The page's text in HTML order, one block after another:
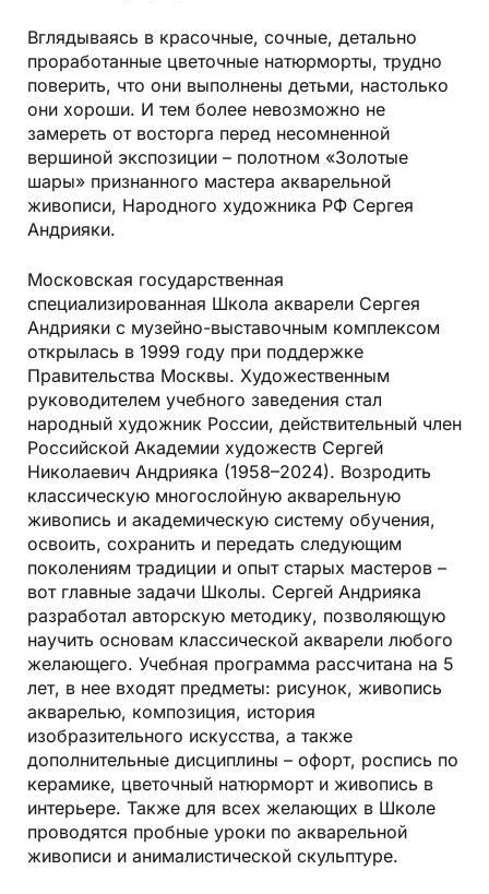
Вглядываясь в красочные, сочные, детально
проработанные цветочные натюрморты, трудно
поверить, что они выполнены детьми, настолько
они хороши. И тем более невозможно не
замереть от восторга перед несомненной
вершиной экспозиции – полотном «Золотые
шары» признанного мастера акварельной
живописи, Народного художника РФ Сергея
Андрияки.
Московская государственная
специализированная Школа акварели Сергея
Андрияки с музейно-выставочным комплексом
открылась в 1999 году при поддержке
Правительства Москвы. Художественным
руководителем учебного заведения стал
народный художник России, действительный член
Российской Академии художеств Сергей
Николаевич Андрияка (1958–2024). Возродить
классическую многослойную акварельную
живопись и академическую систему обучения,
освоить, сохранить и передать следующим
поколениям традиции и опыт старых мастеров –
вот главные задачи Школы. Сергей Андрияка
разработал авторскую методику, позволяющую
научить основам классической акварели любого
желающего. Учебная программа рассчитана на 5
лет, в нее входят предметы: рисунок, живопись
акварелью, композиция, история
изобразительного искусства, а также
дополнительные дисциплины – офорт, роспись по
керамике, цветочный натюрморт и живопись в
интерьере. Также для всех желающих в Школе
проводятся пробные уроки по акварельной
живописи и анималистической скульптуре.